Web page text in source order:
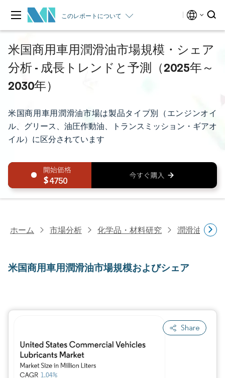
このレポートについて
米国商用車用潤滑油市場規模・シェア
分析 - 成長トレンドと予測（2025年～
2030年）
米国商用車用潤滑油市場は製品タイプ別（エンジンオイ
ル、グリース、油圧作動油、トランスミッション・ギアオ
イル）に区分されています
4750
ホーム 市場分析 化学品・材料研究 潤滑油・燃
米国商用車用潤滑油市場規模およびシェア
Share